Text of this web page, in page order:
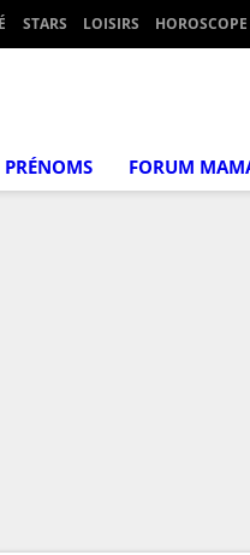
STARS LOISIRS HOROSCOPE
PRÉNOMS FORUM